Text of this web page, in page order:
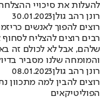
להעלות את סיכויי
רונן רהב גולן30.01.2023
רוצים להפוך לאנשים
רבים רוצים להצליח
שלהם, אבל לא לכולם זה
והמומחה שלנו מסביר
רונן רהב גולן08.01.2023
רוצים להבין למה מתכוון
הפוליטיקאים